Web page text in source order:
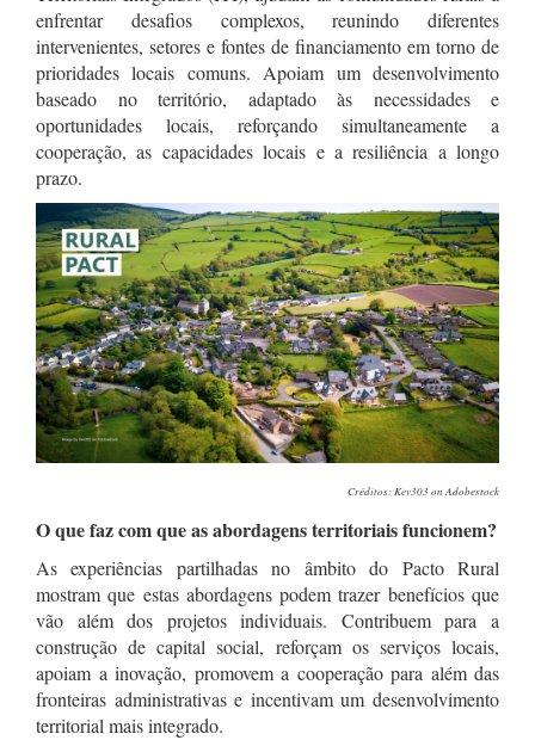
enfrentar desafios complexos, reunindo diferentes
intervenientes, setores e fontes de financiamento em torno de
prioridades locais comuns. Apoiam um desenvolvimento
baseado no território, adaptado às necessidades e
oportunidades locais, reforçando simultaneamente a
cooperação, as capacidades locais e a resiliência a longo
prazo.
Créditos: Kev303 on Adobestock
O que faz com que as abordagens territoriais funcionem?
As experiências partilhadas no âmbito do Pacto Rural
mostram que estas abordagens podem trazer benefícios que
vão além dos projetos individuais. Contribuem para a
construção de capital social, reforçam os serviços locais,
apoiam a inovação, promovem a cooperação para além das
fronteiras administrativas e incentivam um desenvolvimento
territorial mais integrado.